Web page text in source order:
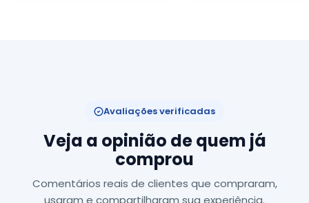
Avaliações verificadas
Veja a opinião de quem já
comprou
Comentários reais de clientes que compraram,
usaram e compartilharam sua experiência.